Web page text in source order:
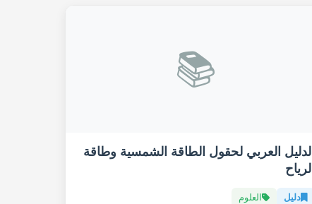
📚
الدليل العربي لحقول الطاقة الشمسية وطاقة
الرياح
دليل العلوم